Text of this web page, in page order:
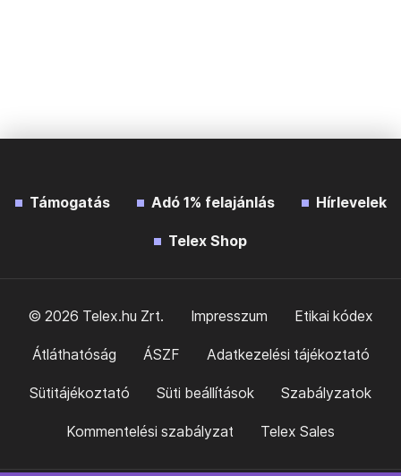
Támogatás Adó 1% felajánlás Hírlevelek
Telex Shop
© 2026 Telex.hu Zrt. Impresszum Etikai kódex
Átláthatóság ÁSZF Adatkezelési tájékoztató
Sütitájékoztató Süti beállítások Szabályzatok
Kommentelési szabályzat Telex Sales